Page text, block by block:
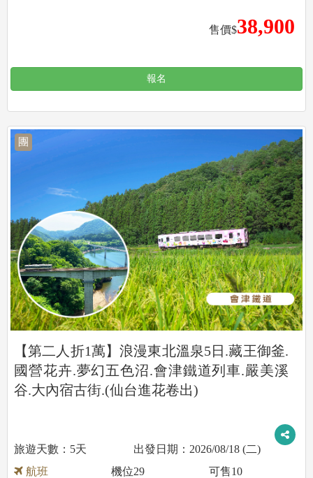
售價$38,900
報名
團
【第二人折1萬】浪漫東北溫泉5日.藏王御釜.
國營花卉.夢幻五色沼.會津鐵道列車.嚴美溪
谷.大內宿古街.(仙台進花卷出)
5天
2026/08/18 (二)
航班
機位29 可售10